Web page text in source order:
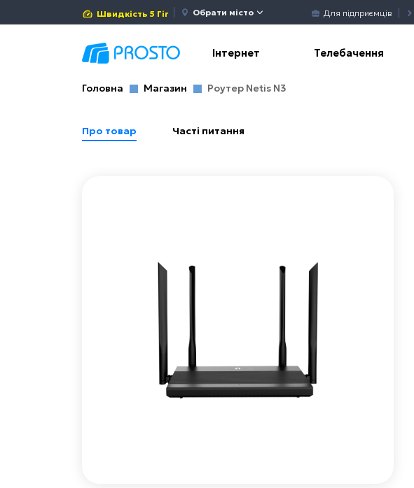
Швидкість 5 Гіг Обрати місто Для підприємців
Інтернет Телебачення
Головна Магазин Роутер Netis N3
Про товар Часті питання